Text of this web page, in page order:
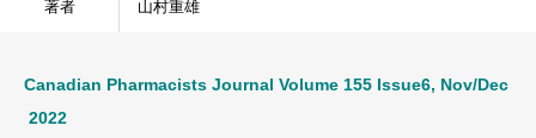
著者 山村重雄
Canadian Pharmacists Journal Volume 155 Issue6, Nov/Dec
2022